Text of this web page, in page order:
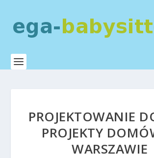
PROJEKTOWANIE
PROJEKTY
WARSZAWIE